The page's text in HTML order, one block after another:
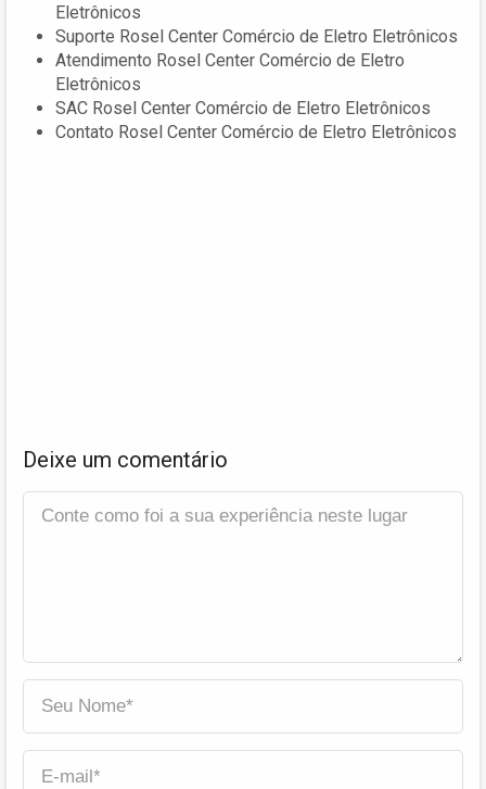
Eletrônicos
Suporte Rosel Center Comércio de Eletro Eletrônicos
Atendimento Rosel Center Comércio de Eletro
Eletrônicos
SAC Rosel Center Comércio de Eletro Eletrônicos
Contato Rosel Center Comércio de Eletro Eletrônicos
Deixe um comentário